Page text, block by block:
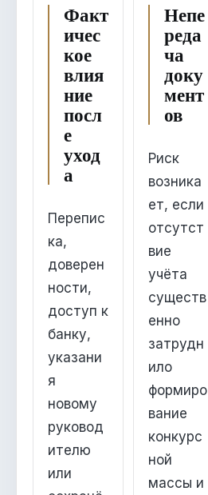
Факт
ичес
кое
влия
ние
посл
е
уход
а
Перепис
ка,
доверен
ности,
доступ к
банку,
указани
я
новому
руковод
ителю
или
Непе
реда
ча
доку
мент
ов
Риск
возника
ет, если
отсутст
вие
учёта
существ
енно
затрудн
ило
формиро
вание
конкурс
ной
массы и